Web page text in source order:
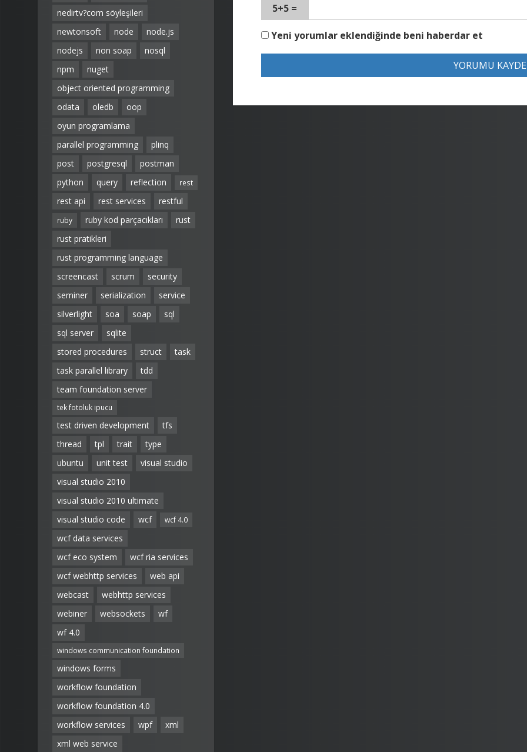
nedirtv?com söyleşileri
newtonsoft
node
node.js
nodejs
non soap
nosql
npm
nuget
object oriented programming
odata
oledb
oop
oyun programlama
parallel programming
plinq
post
postgresql
postman
python
query reflection rest
rest api rest services restful
ruby ruby kod parçacıkları
rust
rust pratikleri
rust programming language
screencast
scrum
security
seminer
serialization
service
silverlight
soa soap
sql
sql server
sqlite
stored procedures
struct
task
task parallel library
tdd
team foundation server
tek fotoluk ipucu
test driven development
tfs
thread
tpl trait
type
ubuntu
unit test
visual studio
visual studio 2010
visual studio 2010 ultimate
visual studio code
wcf wcf 4.0
wcf data services
wcf eco system
wcf ria services
wcf webhttp services
web api
webcast
webhttp services
webiner
websockets
wf
wf 4.0
windows communication foundation
windows forms
workflow foundation
workflow foundation 4.0
workflow services
wpf
xml
xml web service
5+5 =
Yeni yorumlar eklendiğinde beni haberdar et